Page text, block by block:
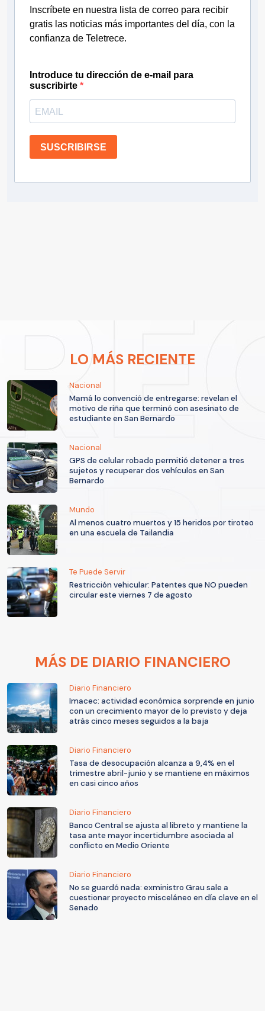
Inscríbete en nuestra lista de correo para recibir
gratis las noticias más importantes del día, con la
confianza de Teletrece.
Introduce tu dirección de e-mail para
suscribirte
SUSCRIBIRSE
LO MÁS RECIENTE
Nacional
Mamá lo convenció de entregarse: revelan el
motivo de riña que terminó con asesinato de
estudiante en San Bernardo
Nacional
GPS de celular robado permitió detener a tres
sujetos y recuperar dos vehículos en San
Bernardo
Mundo
Al menos cuatro muertos y 15 heridos por tiroteo
en una escuela de Tailandia
Te Puede Servir
Restricción vehicular: Patentes que NO pueden
circular este viernes 7 de agosto
MÁS DE DIARIO FINANCIERO
Diario Financiero
Imacec: actividad económica sorprende en junio
con un crecimiento mayor de lo previsto y deja
atrás cinco meses seguidos a la baja
Diario Financiero
Tasa de desocupación alcanza a 9,4% en el
trimestre abril-junio y se mantiene en máximos
en casi cinco años
Diario Financiero
Banco Central se ajusta al libreto y mantiene la
tasa ante mayor incertidumbre asociada al
conflicto en Medio Oriente
Diario Financiero
No se guardó nada: exministro Grau sale a
cuestionar proyecto misceláneo en día clave en el
Senado